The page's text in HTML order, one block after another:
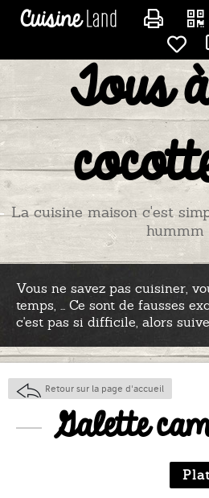
Tous
La cuisine maison c'est
hummm
Vous ne savez pas cuisiner,
temps, ... Ce sont de fausses
c'est pas si difficile, alors
Retour sur la page d'accueil
Galette
CONTACTER